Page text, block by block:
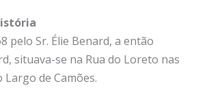
pelo Sr. Élie Benard, a então
situava-se na Rua do Loreto nas
de Camões.